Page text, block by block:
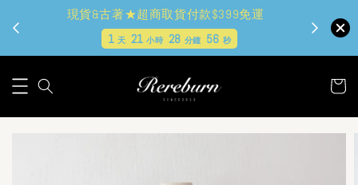
現貨&古著★超商取貨付款$399免運
1天 21小時 28 分鐘 55 秒